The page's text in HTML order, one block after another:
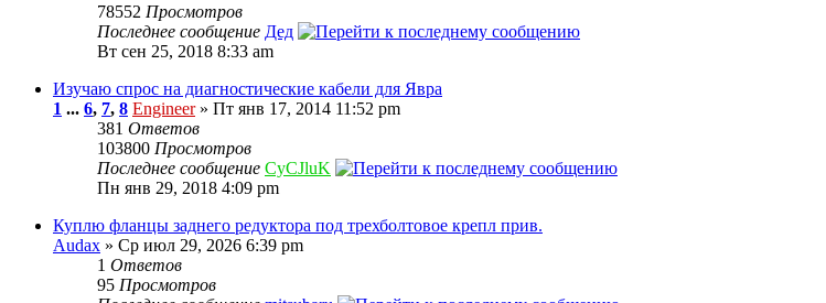
78552 Просмотров
Последнее сообщение Дед
Вт сен 25, 2018 8:33 am
Изучаю спрос на диагностические кабели для Явра
1 ... 6, 7, 8 Engineer» Пт янв 17, 2014 11:52 pm
381 Ответов
103800 Просмотров
Последнее сообщение CyCJluK
Пн янв 29, 2018 4:09 pm
Куплю фланцы заднего редуктора под трехболтовое крепл прив.
Audax » Ср июл 29, 2026 6:39 pm
1 Ответов
95 Просмотров